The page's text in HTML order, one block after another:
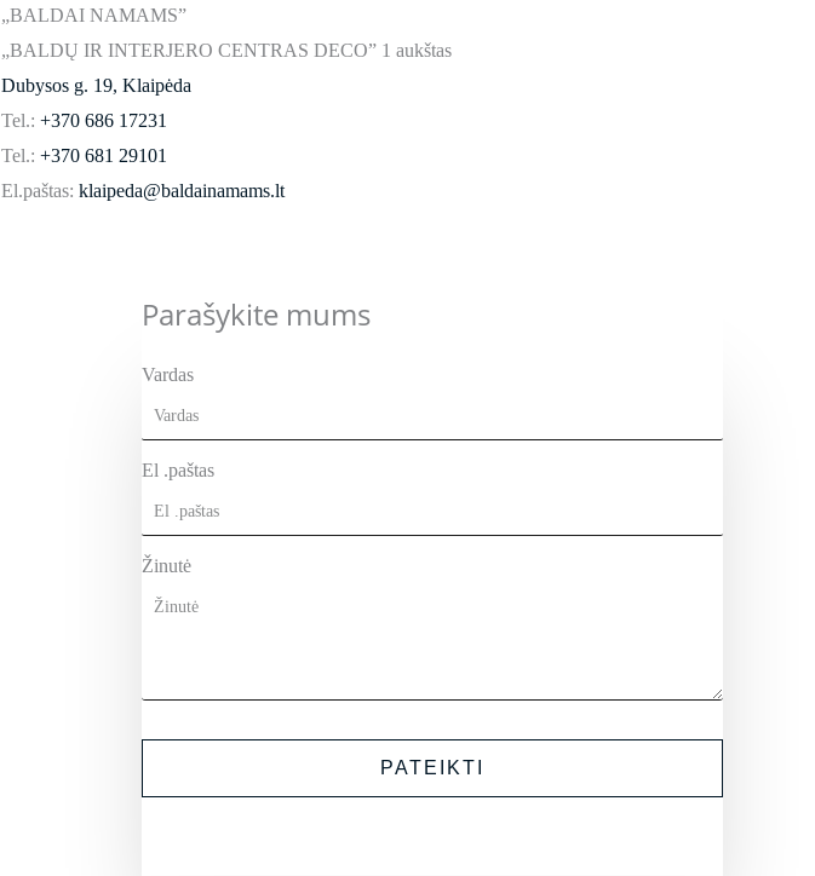
„BALDAI NAMAMS”
„BALDŲ IR INTERJERO CENTRAS DECO” 1 aukštas
Dubysos g. 19, Klaipėda
Tel.: +370 686 17231
Tel.: +370 681 29101
El.paštas: klaipeda@baldainamams.lt
Parašykite mums
Vardas
El .paštas
Žinutė
PATEIKTI